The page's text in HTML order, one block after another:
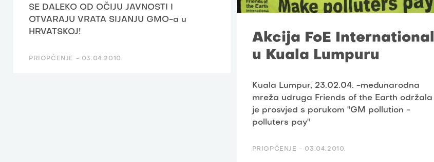
SE DALEKO OD OČIJU JAVNOSTI I
OTVARAJU VRATA SIJANJU GMO-a u
HRVATSKOJ!
PRIOPĆENJE - 03.04.2010.
Akcija FoE International
u Kuala Lumpuru
Kuala Lumpur, 23.02.04. -međunarodna
mreža udruga Friends of the Earth održala
je prosvjed s porukom "GM pollution -
polluters pay"
PRIOPĆENJE - 03.04.2010.